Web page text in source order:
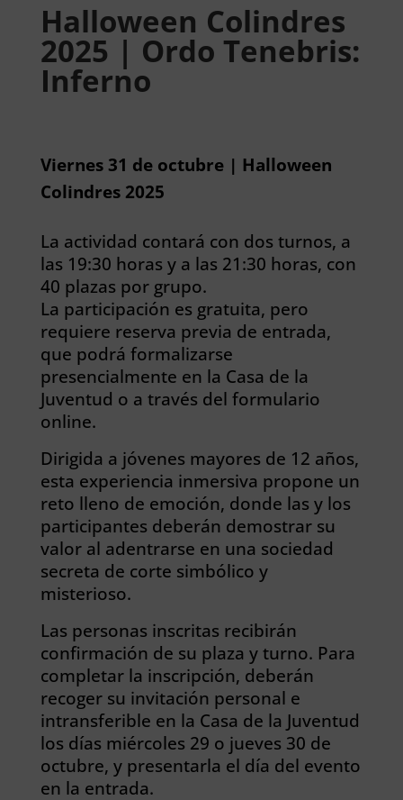
Halloween Colindres
2025 | Ordo Tenebris:
Inferno
Viernes 31 de octubre | Halloween
Colindres 2025
La actividad contará con dos turnos, a
las 19:30 horas y a las 21:30 horas, con
40 plazas por grupo.
La participación es gratuita, pero
requiere reserva previa de entrada,
que podrá formalizarse
presencialmente en la Casa de la
Juventud o a través del formulario
online.
Dirigida a jóvenes mayores de 12 años,
esta experiencia inmersiva propone un
reto lleno de emoción, donde las y los
participantes deberán demostrar su
valor al adentrarse en una sociedad
secreta de corte simbólico y
misterioso.
Las personas inscritas recibirán
confirmación de su plaza y turno. Para
completar la inscripción, deberán
recoger su invitación personal e
intransferible en la Casa de la Juventud
los días miércoles 29 o jueves 30 de
octubre, y presentarla el día del evento
en la entrada.